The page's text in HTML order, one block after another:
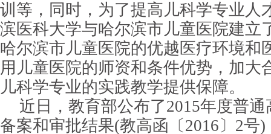
训等，同时，为了提高儿科学专业人
滨医科大学与哈尔滨市儿童医院建立
哈尔滨市儿童医院的优越医疗环境和
用儿童医院的师资和条件优势，加大
儿科学专业的实践教学提供保障。
近日，教育部公布了2015年度普
备案和审批结果(教高函〔2016〕2号